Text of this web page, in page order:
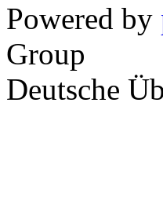
Powered by
Group
Deutsche